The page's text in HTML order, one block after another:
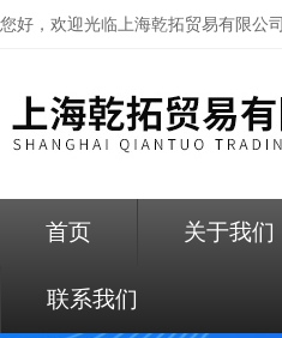
您好，欢迎光临上海乾拓贸易有限公司
首页 关于我们
联系我们